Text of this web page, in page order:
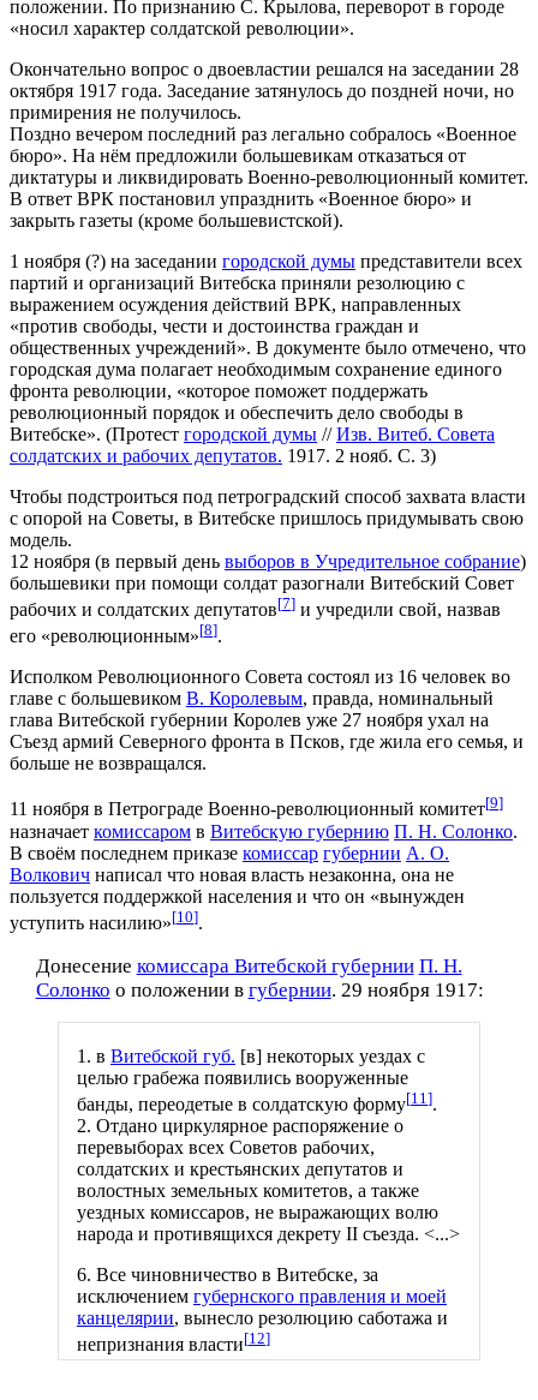
положении. По признанию С. Крылова, переворот в городе
«носил характер солдатской революции».
Окончательно вопрос о двоевластии решался на заседании 28
октября 1917 года. Заседание затянулось до поздней ночи, но
примирения не получилось.
Поздно вечером последний раз легально собралось «Военное
бюро». На нём предложили большевикам отказаться от
диктатуры и ликвидировать Военно-революционный комитет.
В ответ ВРК постановил упразднить «Военное бюро» и
закрыть газеты (кроме большевистской).
1 ноября (?) на заседании городской думы представители всех
партий и организаций Витебска приняли резолюцию с
выражением осуждения действий ВРК, направленных
«против свободы, чести и достоинства граждан и
общественных учреждений». В документе было отмечено, что
городская дума полагает необходимым сохранение единого
фронта революции, «которое поможет поддержать
революционный порядок и обеспечить дело свободы в
Витебске». (Протест городской думы //Изв. Витеб. Совета
солдатских и рабочих депутатов. 1917. 2 нояб. С. 3)
Чтобы подстроиться под петроградский способ захвата власти
с опорой на Советы, в Витебске пришлось придумывать свою
модель.
12 ноября (в первый день выборов в Учредительное собрание)
большевики при помощи солдат разогнали Витебский Совет
рабочих и солдатских депутатов[7] и учредили свой, назвав
его «революционным»[8].
Исполком Революционного Совета состоял из 16 человек во
главе с большевиком В. Королевым, правда, номинальный
глава Витебской губернии Королев уже 27 ноября ухал на
Съезд армий Северного фронта в Псков, где жила его семья, и
больше не возвращался.
11 ноября в Петрограде Военно-революционный комитет[9]
назначает комиссаром в Витебскую губернию П. Н. Солонко.
В своём последнем приказе комиссар губернии А. О.
Волкович написал что новая власть незаконна, она не
пользуется поддержкой населения и что он «вынужден
уступить насилию»[10].
Донесение комиссара Витебской губернии П. Н.
Солонко о положении в губернии. 29 ноября 1917:
1. в Витебской губ. [в] некоторых уездах с
целью грабежа появились вооруженные
банды, переодетые в солдатскую форму[11 ].
2. Отдано циркулярное распоряжение о
перевыборах всех Советов рабочих,
солдатских и крестьянских депутатов и
волостных земельных комитетов, а также
уездных комиссаров, не выражающих волю
народа и противящихся декрету II съезда. <...>
6. Все чиновничество в Витебске, за
исключением губернского правления и моей
канцелярии, вынесло резолюцию саботажа и
непризнания власти[12]